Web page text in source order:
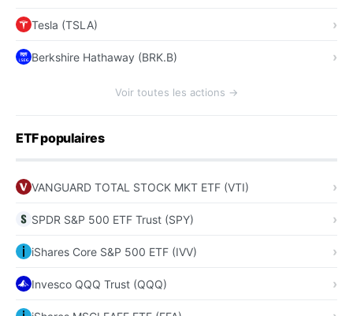
Tesla (TSLA)
Berkshire Hathaway (BRK.B)
Voir toutes les actions →
ETF populaires
VANGUARD TOTAL STOCK MKT ETF (VTI)
SPDR S&P 500 ETF Trust (SPY)
iShares Core S&P 500 ETF (IVV)
Invesco QQQ Trust (QQQ)